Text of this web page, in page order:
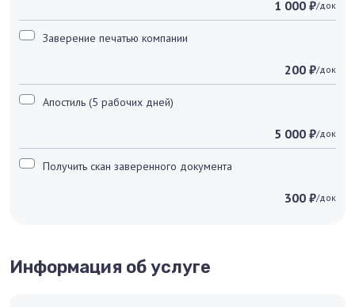
1 000 ₽/док
Заверение печатью компании
200 ₽/док
Апостиль (5 рабочих дней)
5 000 ₽/док
Получить скан заверенного документа
300 ₽/док
Информация об услуге